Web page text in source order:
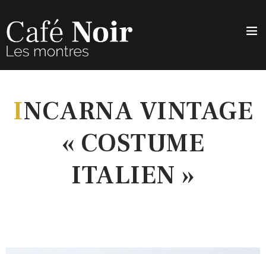
INCARNA VINTAGE
« COSTUME
ITALIEN »